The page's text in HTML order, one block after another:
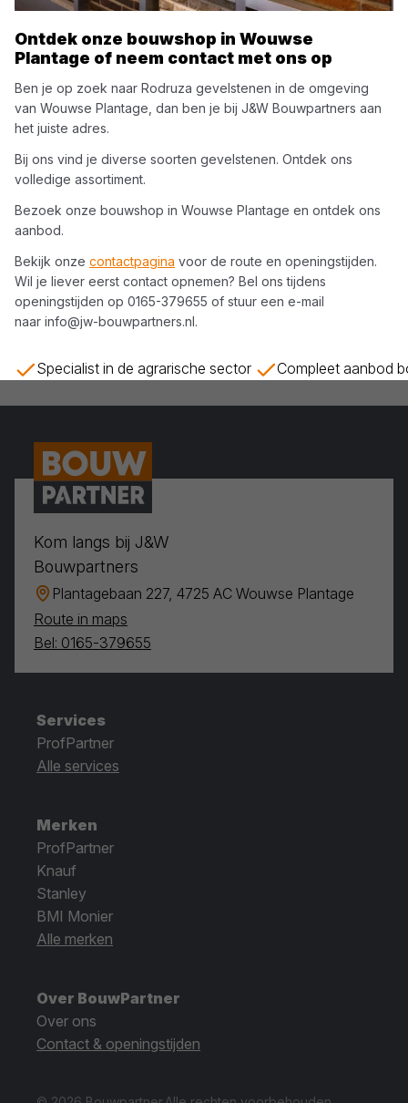
Ontdek onze bouwshop in Wouwse
Plantage of neem contact met ons op
Ben je op zoek naar Rodruza gevelstenen in de omgeving
van Wouwse Plantage , dan ben je bij J&W Bouwpartners aan
het juiste adres.
Bij ons vind je diverse soorten gevelstenen. Ontdek ons
volledige assortiment.
Bezoek onze bouwshop in Wouwse Plantage en ontdek ons
aanbod.
Bekijk onze contactpagina voor de route en openingstijden.
Wil je liever eerst contact opnemen? Bel ons tijdens
openingstijden op 0165-379655 of stuur een e-mail
naar info@jw-bouwpartners.nl.
Specialist in de agrarische sector Compleet aanbod
Kom langs bij J&W
Bouwpartners
Plantagebaan 227, 4725 AC Wouwse Plantage
Route in maps
Bel: 0165-379655
Services
ProfPartner
Alle services
Merken
ProfPartner
Knauf
Stanley
BMI Monier
Alle merken
Over BouwPartner
Over ons
Contact & openingstijden